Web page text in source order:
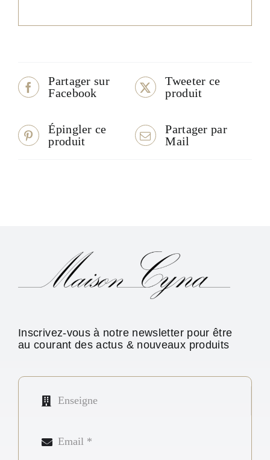
Partager sur
Facebook
Tweeter ce
produit
Épingler ce
produit
Partager par
Mail
Inscrivez-vous à notre newsletter pour être
au courant des actus & nouveaux produits